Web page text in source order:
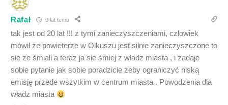
Rafał 9 lat temu
tak jest od 20 lat !!! z tymi zanieczyszczeniami, człowiek
mówił że powieterze w Olkuszu jest silnie zanieczyszczone to
sie ze śmiali a teraz ja sie śmiej z władz miasta , i zadaje
sobie pytanie jak sobie poradzicie żeby ograniczyć niską
emisję przede wszytkim w centrum miasta . Powodzenia dla
władz miasta